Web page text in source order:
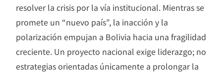
resolver la crisis por la vía institucional. Mientras se
promete un “nuevo país”, la inacción y la
polarización empujan a Bolivia hacia una fragilidad
creciente. Un proyecto nacional exige liderazgo; no
estrategias orientadas únicamente a prolongar la